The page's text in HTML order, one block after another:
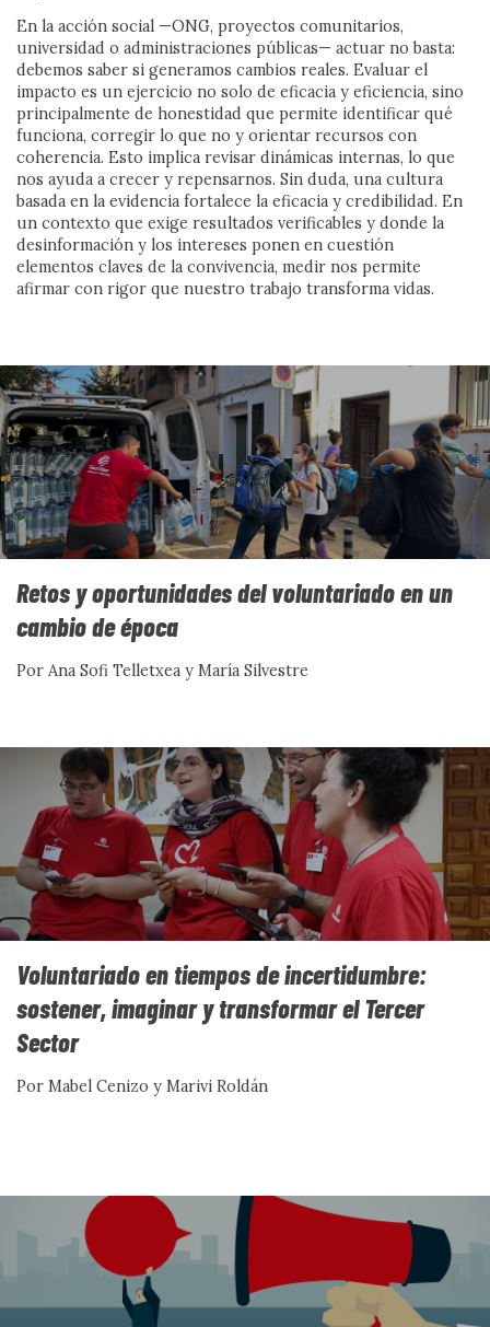
ACCIÓN SOCIAL
La vida no crece en línea recta
En tiempos de obsesión por la eficacia, crecer parece
sinónimo de rendir más y fallar menos. Pero la
naturaleza dice lo contrario: la verdadera fortaleza no
nace de la perfección, sino de la capacidad de adaptarse.
Quizá vivir mejor no consista en acelerar, sino en
aprender a oscilar.
CIENCIA SOCIAL
Paradojas de la inseguridad
pobreza
La visión actual de la satisfacción de la inseguridad
alimentaria a través de recursos asistencialistas, supone
que haya personas estigmatizadas y fuera de la sociedad
En la acción social —ONG, proyectos comunitarios,
universidad o administraciones públicas— actuar no basta:
debemos saber si generamos cambios reales. Evaluar el
impacto es un ejercicio no solo de eficacia y eficiencia, sino
principalmente de honestidad que permite identificar qué
funciona, corregir lo que no y orientar recursos con
coherencia. Esto implica revisar dinámicas internas, lo que
nos ayuda a crecer y repensarnos. Sin duda, una cultura
basada en la evidencia fortalece la eficacia y credibilidad. En
un contexto que exige resultados verificables y donde la
desinformación y los intereses ponen en cuestión
elementos claves de la convivencia, medir nos permite
afirmar con rigor que nuestro trabajo transforma vidas.
Retos y oportunidades del voluntariado en un
cambio de época
Por Ana Sofi Telletxea y María Silvestre
Voluntariado en tiempos de incertidumbre:
sostener, imaginar y transformar el Tercer
Sector
Por Mabel Cenizo y Marivi Roldán